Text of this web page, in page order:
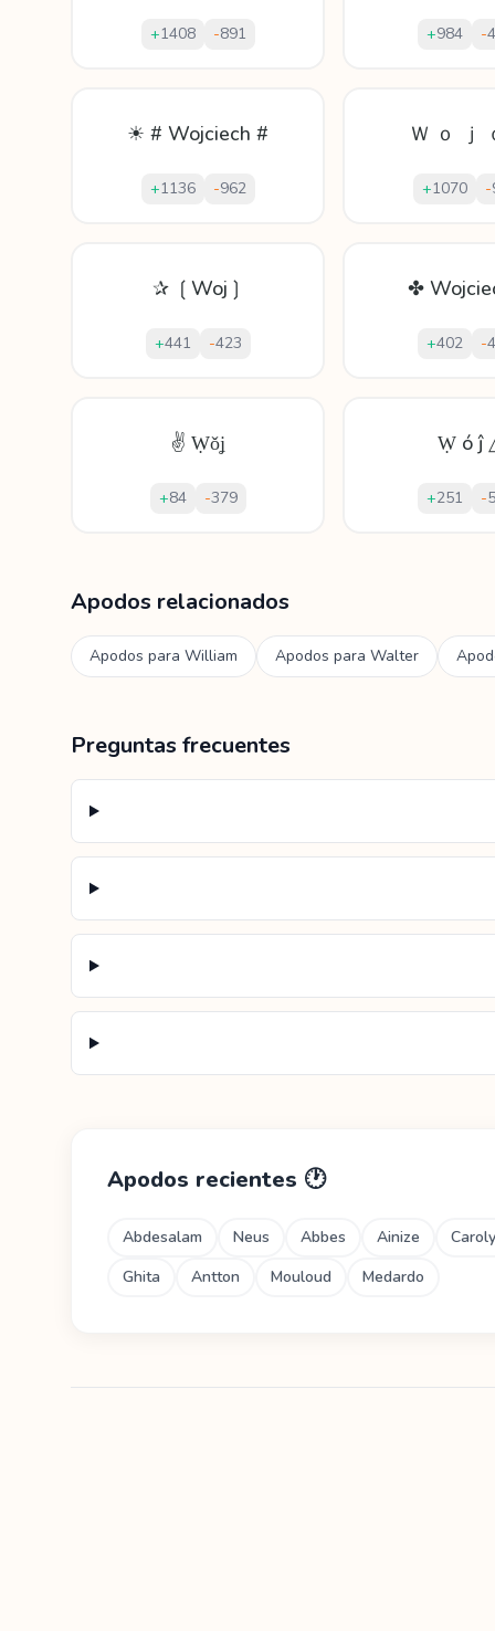
+1408 -891 +984 -
☀ # Wojciech #
+1136 -962
Ｗ ｏ ｊ
+1070 -
✰ ❲Woj❳
+441 -423
✤
+402 -
✌ Ẉǒʝ
+84 -379
Ẉ ó ĵ
+251 -
Apodos relacionados
Apodos para William Apodos para Walter
Preguntas frecuentes
Apodos recientes 🕐
Abdesalam Neus Abbes Ainize
Ghita
Antton Mouloud Medardo